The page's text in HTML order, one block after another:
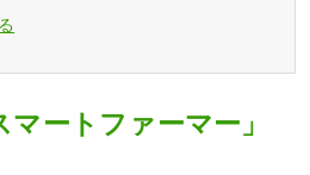
ートファーマー」